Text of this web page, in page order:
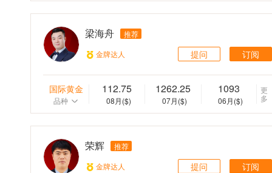
梁海舟
推荐
金牌达人
提问 订阅
国际黄金
品种
112.75
08月($)
1262.25
07月($)
1093
06月($)
更
多
荣辉
推荐
金牌达人
提问 订阅